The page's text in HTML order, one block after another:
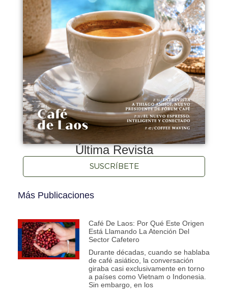
Última Revista
SUSCRÍBETE
Más Publicaciones
Café De Laos: Por Qué Este Origen
Está Llamando La Atención Del
Sector Cafetero
Durante décadas, cuando se hablaba
de café asiático, la conversación
giraba casi exclusivamente en torno
a países como Vietnam o Indonesia.
Sin embargo, en los